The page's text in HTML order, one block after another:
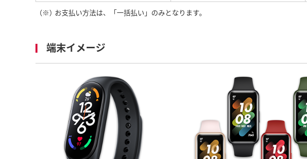
（※）お支払い方法は、「一括払い」のみとなります。
端末イメージ